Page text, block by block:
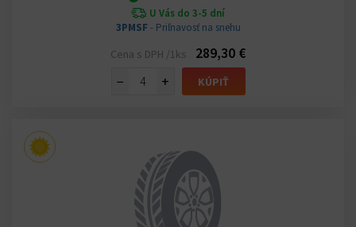
U Vás do 3-5 dní
3PMSF- Priľnavosť na snehu
Cena s DPH /1ks
289,30 €
−
+ KÚPIŤ